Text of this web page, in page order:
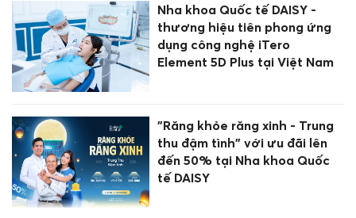
Nha khoa Quốc tế DAISY -
thương hiệu tiên phong ứng
dụng công nghệ iTero
Element 5D Plus tại Việt Nam
"Răng khỏe răng xinh - Trung
thu đậm tình" với ưu đãi lên
đến 50% tại Nha khoa Quốc
tế DAISY